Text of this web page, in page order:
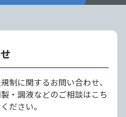
制に関するお問い合わせ、
・調液などのご相談はこち
ださい。